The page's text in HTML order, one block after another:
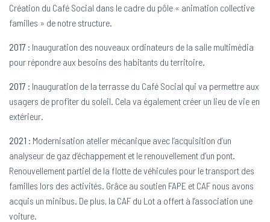
Création du Café Social dans le cadre du pôle « animation collective
familles » de notre structure.
2017 : Inauguration des nouveaux ordinateurs de la salle multimédia
pour répondre aux besoins des habitants du territoire.
2017 : Inauguration de la terrasse du Café Social qui va permettre aux
usagers de profiter du soleil. Cela va également créer un lieu de vie en
extérieur.
2021 : Modernisation atelier mécanique avec l’acquisition d’un
analyseur de gaz d’échappement et le renouvellement d’un pont.
Renouvellement partiel de la flotte de véhicules pour le transport des
familles lors des activités. Grâce au soutien FAPE et CAF nous avons
acquis un minibus. De plus, la CAF du Lot a offert à l’association une
voiture.